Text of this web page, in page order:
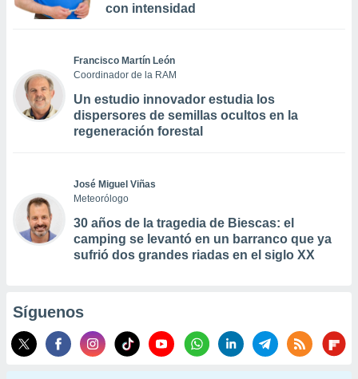
con intensidad
Francisco Martín León
Coordinador de la RAM
Un estudio innovador estudia los
dispersores de semillas ocultos en la
regeneración forestal
José Miguel Viñas
Meteorólogo
30 años de la tragedia de Biescas: el
camping se levantó en un barranco que ya
sufrió dos grandes riadas en el siglo XX
Síguenos